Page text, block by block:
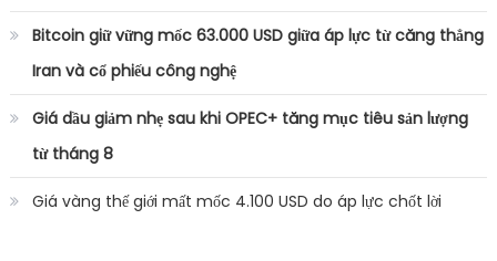
Bitcoin giữ vững mốc 63.000 USD giữa áp lực từ căng thẳng
Iran và cổ phiếu công nghệ
Giá dầu giảm nhẹ sau khi OPEC+ tăng mục tiêu sản lượng
từ tháng 8
Giá vàng thế giới mất mốc 4.100 USD do áp lực chốt lời